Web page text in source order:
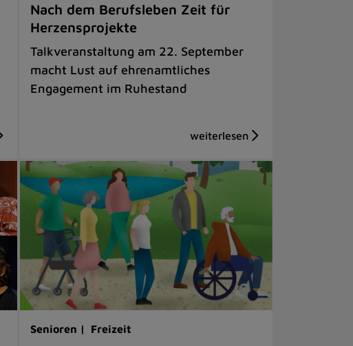
Nach dem Berufsleben Zeit für
Herzensprojekte
Talkveranstaltung am 22. September
macht Lust auf ehrenamtliches
Engagement im Ruhestand
Senioren | Freizeit